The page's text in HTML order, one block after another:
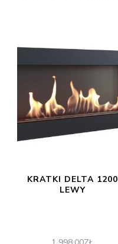
KRATKI DELTA 1200
LEWY